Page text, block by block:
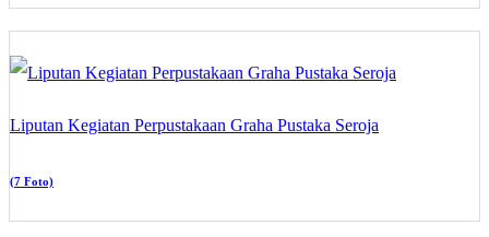
Liputan Kegiatan Perpustakaan Graha Pustaka Seroja
(7 Foto)